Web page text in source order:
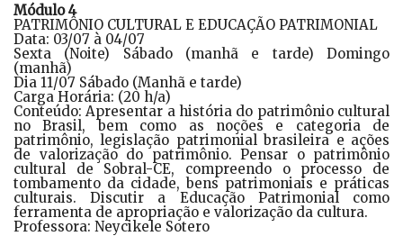
Módulo 4
PATRIMÔNIO CULTURAL E EDUCAÇÃO PATRIMONIAL
Data: 03/07 à 04/07
Sexta (Noite) Sábado (manhã e tarde) Domingo
(manhã)
Dia 11/07 Sábado (Manhã e tarde)
Carga Horária: (20 h/a)
Conteúdo: Apresentar a história do patrimônio cultural
no Brasil, bem como as noções e categoria de
patrimônio, legislação patrimonial brasileira e ações
de valorização do patrimônio. Pensar o patrimônio
cultural de Sobral-CE, compreendo o processo de
tombamento da cidade, bens patrimoniais e práticas
culturais. Discutir a Educação Patrimonial como
ferramenta de apropriação e valorização da cultura.
Professora: Neycikele Sotero